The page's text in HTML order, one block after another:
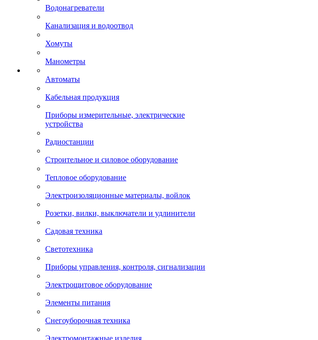
Водонагреватели
Канализация и водоотвод
Хомуты
Манометры
Автоматы
Кабельная продукция
Приборы измерительные, электрические
устройства
Радиостанции
Строительное и силовое оборудование
Тепловое оборудование
Электроизоляционные материалы, войлок
Розетки, вилки, выключатели и удлинители
Садовая техника
Светотехника
Приборы управления, контроля, сигнализации
Электрощитовое оборудование
Элементы питания
Снегоуборочная техника
Электромонтажные изделия